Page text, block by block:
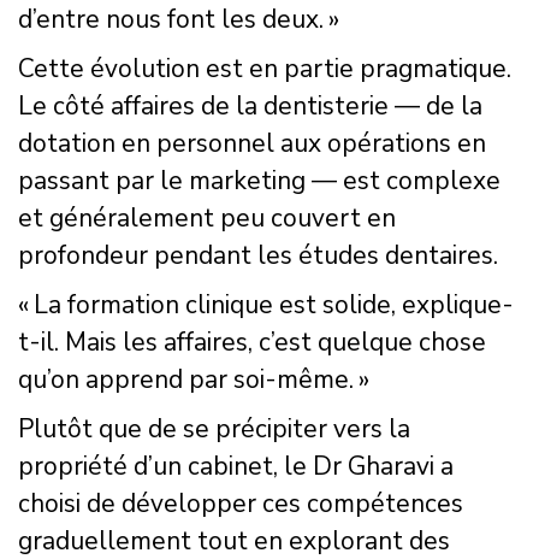
d’entre nous font les deux. »
Cette évolution est en partie pragmatique.
Le côté affaires de la dentisterie — de la
dotation en personnel aux opérations en
passant par le marketing — est complexe
et généralement peu couvert en
profondeur pendant les études dentaires.
« La formation clinique est solide, explique-
t-il. Mais les affaires, c’est quelque chose
qu’on apprend par soi-même. »
Plutôt que de se précipiter vers la
propriété d’un cabinet, le Dr Gharavi a
choisi de développer ces compétences
graduellement tout en explorant des